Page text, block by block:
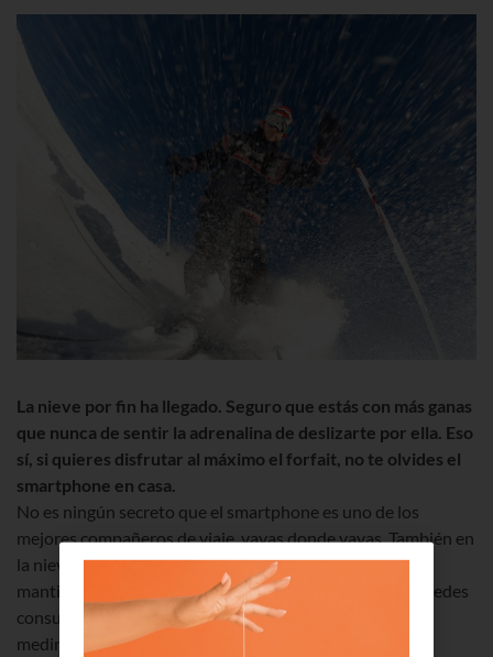
La nieve por fin ha llegado. Seguro que estás con más ganas
que nunca de sentir la adrenalina de deslizarte por ella. Eso
sí, si quieres disfrutar al máximo el forfait, no te olvides el
smartphone en casa.
No es ningún secreto que el smartphone es uno de los
mejores compañeros de viaje, vayas donde vayas. También en
la nieve puedes mejorar tu experiencia gracias a él: te
mantiene geolocalizado para aumentar tu seguridad, puedes
consultar partes de nieve y previsiones meteorológicas,
medir y maximizar tu rendimiento o incluso controlar la